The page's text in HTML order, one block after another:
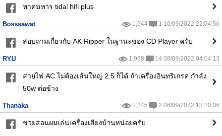
หาคนหาร tidal hifi plus
Bosssawat 1,544 1 10/09/2022 22:04:56
สอบถามเกี่ยวกับ AK Ripper ในฐานะของ CD Player ครับ
RYU 1,968 14 08/09/2022 04:04:13
สายไฟ AC ไม่ต้องเส้นใหญ่ 2.5 ก็ได้ ถ้าเครื่องอินทริเกรด กำลัง
50w ต่อข้าง
Thanaka 1,245 2 06/09/2022 13:20:06
ช่วยสอนผมเล่นเครื่องเสียงบ้านหน่อยครับ